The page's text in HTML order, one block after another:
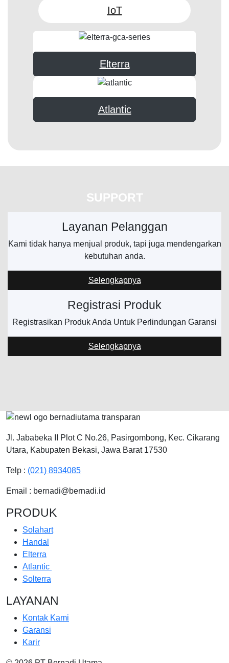
IoT
Elterra
Atlantic
SUPPORT
Layanan Pelanggan
Kami tidak hanya menjual produk, tapi juga mendengarkan
kebutuhan anda.
Selengkapnya
Registrasi Produk
Registrasikan Produk Anda Untuk Perlindungan Garansi
Selengkapnya
Jl. Jababeka II Plot C No.26, Pasirgombong, Kec. Cikarang
Utara, Kabupaten Bekasi, Jawa Barat 17530
Telp : (021) 8934085
Email : bernadi@bernadi.id
PRODUK
Solahart
Handal
Elterra
Atlantic
Solterra
LAYANAN
Kontak Kami
Garansi
Karir